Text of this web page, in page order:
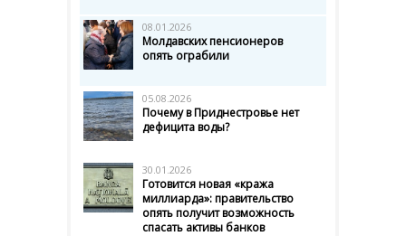
08.01.2026
Молдавских пенсионеров
опять ограбили
05.08.2026
Почему в Приднестровье нет
дефицита воды?
30.01.2026
Готовится новая «кража
миллиарда»: правительство
опять получит возможность
спасать активы банков